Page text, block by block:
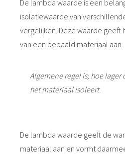
De lambda waarde is een
isolatiewaarde van
vergelijken. Deze waarde geeft
van een bepaald materiaal aan.
Algemene regel is; hoe
het materiaal isoleert.
De lambda waarde geeft de
materiaal aan en vormt